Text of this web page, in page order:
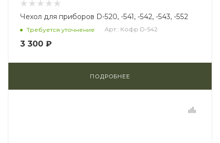
Чехол для приборов D-520, -541, -542, -543, -552
Требуется уточнение Арт.: Кофр D-542
3 300 ₽
ПОДРОБНЕЕ